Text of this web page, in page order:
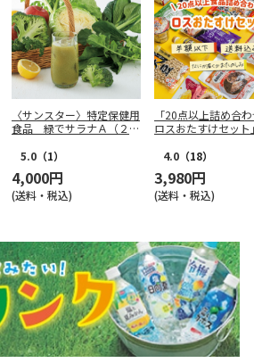
〈サンスター〉特定保健用
食品 緑でサラナＡ（２０
5.0 （1）
4,000円
(送料・税込)
「20点以上詰め合
ロスおたすけセット
4.0 （18）
3,980円
(送料・税込)